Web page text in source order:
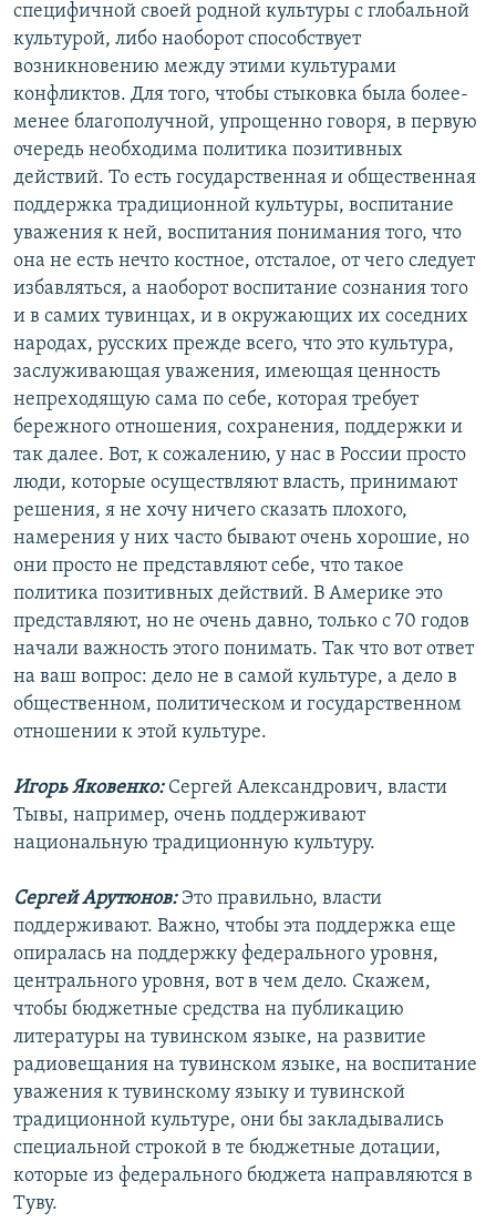
специфичной своей родной культуры с глобальной
культурой, либо наоборот способствует
возникновению между этими культурами
конфликтов. Для того, чтобы стыковка была более-
менее благополучной, упрощенно говоря, в первую
очередь необходима политика позитивных
действий. То есть государственная и общественная
поддержка традиционной культуры, воспитание
уважения к ней, воспитания понимания того, что
она не есть нечто костное, отсталое, от чего следует
избавляться, а наоборот воспитание сознания того
и в самих тувинцах, и в окружающих их соседних
народах, русских прежде всего, что это культура,
заслуживающая уважения, имеющая ценность
непреходящую сама по себе, которая требует
бережного отношения, сохранения, поддержки и
так далее. Вот, к сожалению, у нас в России просто
люди, которые осуществляют власть, принимают
решения, я не хочу ничего сказать плохого,
намерения у них часто бывают очень хорошие, но
они просто не представляют себе, что такое
политика позитивных действий. В Америке это
представляют, но не очень давно, только с 70 годов
начали важность этого понимать. Так что вот ответ
на ваш вопрос: дело не в самой культуре, а дело в
общественном, политическом и государственном
отношении к этой культуре.
Игорь Яковенко:Сергей Александрович, власти
Тывы, например, очень поддерживают
национальную традиционную культуру.
Сергей Арутюнов:Это правильно, власти
поддерживают. Важно, чтобы эта поддержка еще
опиралась на поддержку федерального уровня,
центрального уровня, вот в чем дело. Скажем,
чтобы бюджетные средства на публикацию
литературы на тувинском языке, на развитие
радиовещания на тувинском языке, на воспитание
уважения к тувинскому языку и тувинской
традиционной культуре, они бы закладывались
специальной строкой в те бюджетные дотации,
которые из федерального бюджета направляются в
Туву.